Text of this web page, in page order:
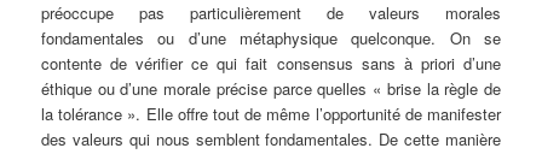
préoccupe pas particulièrement de valeurs morales
fondamentales ou d’une métaphysique quelconque. On se
contente de vérifier ce qui fait consensus sans à priori d’une
éthique ou d’une morale précise parce quelles « brise la règle de
la tolérance ». Elle offre tout de même l’opportunité de manifester
des valeurs qui nous semblent fondamentales. De cette manière